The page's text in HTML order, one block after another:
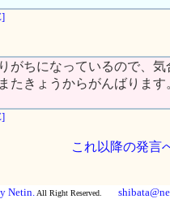
がちになっているので、
たきょうからがんばります
これ以降の発言
Netin. All Right Reserved.